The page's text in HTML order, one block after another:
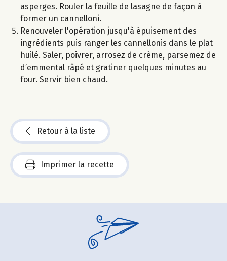
asperges. Rouler la feuille de lasagne de façon à
former un cannelloni.
Renouveler l'opération jusqu'à épuisement des
ingrédients puis ranger les cannellonis dans le plat
huilé. Saler, poivrer, arrosez de crème, parsemez de
d’emmental râpé et gratiner quelques minutes au
four. Servir bien chaud.
Retour à la liste
Imprimer la recette